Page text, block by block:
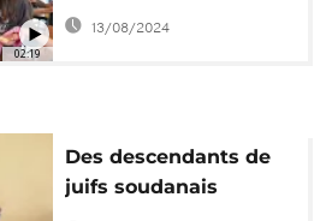
02:19
jeunes juifs de couleur
13/08/2024
Des descendants de
juifs soudanais